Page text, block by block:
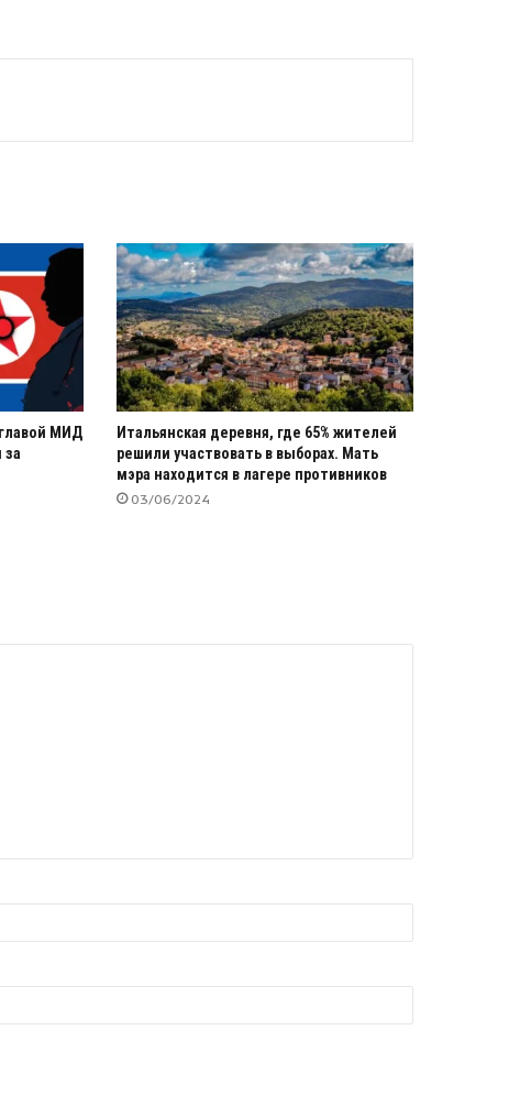
МИД
за
Итальянская деревня, где 65% жителей
решили участвовать в выборах. Мать
мэра находится в лагере противников
03/06/2024